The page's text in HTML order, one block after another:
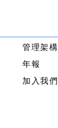
管理架構
年報
加入我們